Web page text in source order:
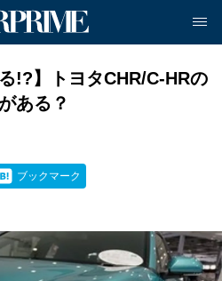
!?】トヨタCHR/C-HRの
ある？
ブックマーク